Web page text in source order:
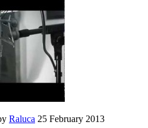
Raluca 25 February 2013